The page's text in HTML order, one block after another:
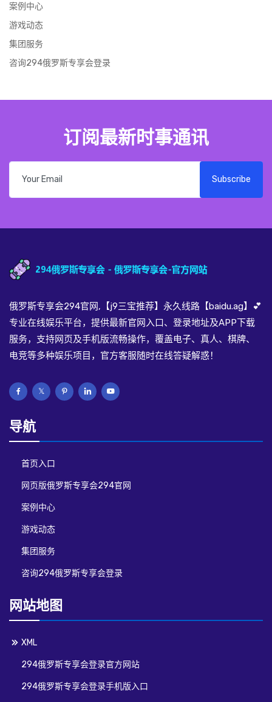
案例中心
游戏动态
集团服务
咨询294俄罗斯专享会登录
订阅最新时事通讯
Subscribe
俄罗斯专享会294官网,【j9三宝推荐】永久线路【baidu.ag】💕
专业在线娱乐平台，提供最新官网入口、登录地址及APP下载
服务，支持网页及手机版流畅操作，覆盖电子、真人、棋牌、
电竞等多种娱乐项目，官方客服随时在线答疑解惑！
导航
首页入口
网页版俄罗斯专享会294官网
案例中心
游戏动态
集团服务
咨询294俄罗斯专享会登录
网站地图
XML
294俄罗斯专享会登录官方网站
294俄罗斯专享会登录手机版入口